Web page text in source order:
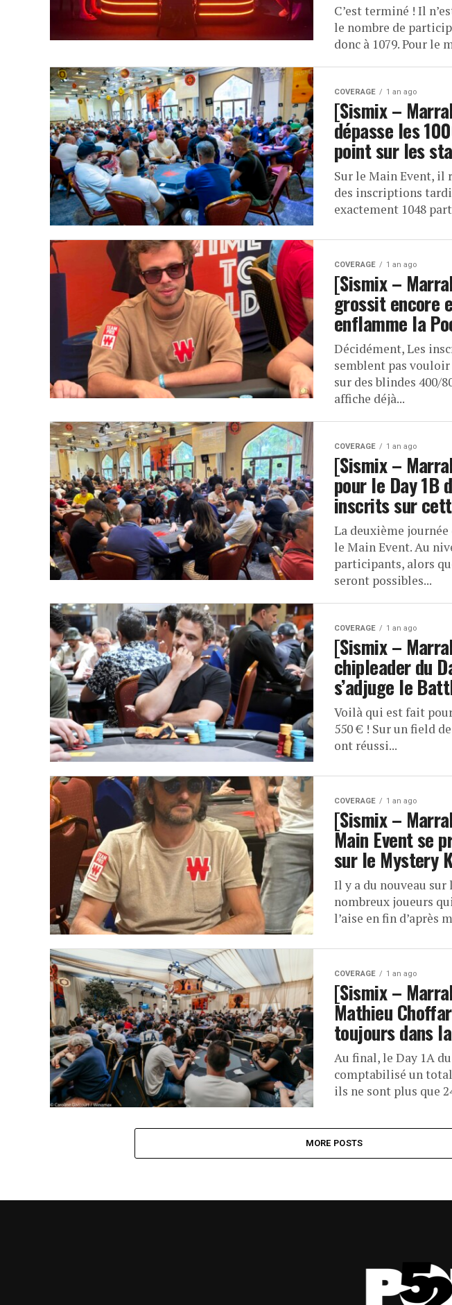
C’est terminé ! Il
le nombre de
donc à 1079. Pour le
COVERAGE 1 an ago
[Sismix –
dépasse les
point sur les
Sur le Main Event, il
des inscriptions
exactement 1048
COVERAGE 1 an ago
[Sismix –
grossit encore
enflamme la
Décidément, Les
semblent pas vouloir
sur des blindes 400/
affiche déjà...
COVERAGE 1 an ago
[Sismix –
pour le Day 1B
inscrits sur
La deuxième journée
le Main Event. Au
participants, alors
seront possibles...
COVERAGE 1 an ago
[Sismix –
chipleader du
s’adjuge le
Voilà qui est fait
550 € ! Sur un field
ont réussi...
COVERAGE 1 an ago
[Sismix –
Main Event se
sur le Mystery
Il y a du nouveau sur
nombreux joueurs
l’aise en fin d’après
COVERAGE 1 an ago
[Sismix –
Mathieu
toujours dans
Au final, le Day 1A
comptabilisé un
ils ne sont plus que
MORE POSTS